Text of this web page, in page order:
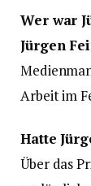
Wer war
Jürgen
Arbeit im
Hatte
Über das